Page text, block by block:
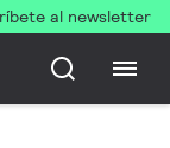
al newsletter